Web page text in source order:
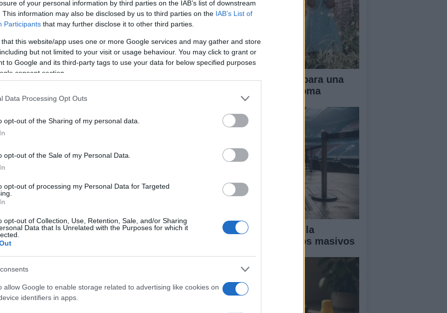
of your personal information by third parties on the IAB’s list of downstream
This information may also be disclosed by us to third parties on the IAB’s List of
Participants that may further disclose it to other third parties.
that this website/app uses one or more Google services and may gather and store
but not limited to your visit or usage behaviour. You may click to grant or
to Google and its third-party tags to use your data for below specified purposes
consent section.
Data Processing Opt Outs
opt-out of the Sharing of my personal data.
opt-out of the Sale of my Personal Data.
opt-out of processing my Personal Data for Targeted
opt-out of Collection, Use, Retention, Sale, and/or Sharing
Data that Is Unrelated with the Purposes for which it
allow Google to enable storage related to advertising like cookies on
identifiers in apps.
papel crucial en la promoción de
piel
demanda de productos solares
que los
el
es lasaludy laprevenciónfrente a los fines
Crianza tradicional para una
infancia más autónoma
Guía completa para la
seguridad en eventos masivos